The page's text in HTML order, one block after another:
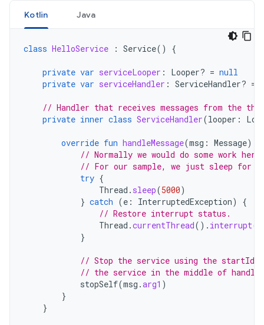
Kotlin Java
class HelloService : Service() {
private var serviceLooper : Looper? = null
private var serviceHandler : ServiceHandler? =
// Handler that receives messages from the
private inner class ServiceHandler(looper :
override fun handleMessage(msg : Message)
// Normally we would do some work
// For our sample, we just sleep for 5
try {
Thread . sleep(5000)
} catch (e : InterruptedException)
{
// Restore interrupt status.
Thread .currentThread(). interrupt()
}
// Stop the service using the startId,
// the service in the middle of
stopSelf(msg .arg1 )
}
}